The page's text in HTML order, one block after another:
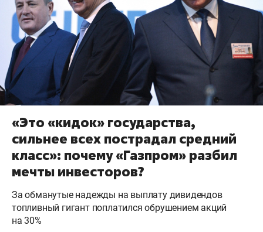
«Это «кидок» государства,
сильнее всех пострадал средний
класс»: почему «Газпром» разбил
мечты инвесторов?
За обманутые надежды на выплату дивидендов
топливный гигант поплатился обрушением акций
на 30%